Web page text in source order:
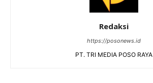
Redaksi
https://posonews.id
PT. TRI MEDIA POSO RAYA